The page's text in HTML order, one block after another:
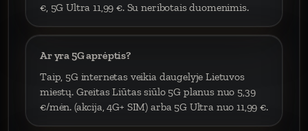
€, 5G Ultra 11,99 €. Su neribotais duomenimis.
Ar yra 5G aprėptis?
Taip, 5G internetas veikia daugelyje Lietuvos
miestų. Greitas Liūtas siūlo 5G planus nuo 5,39
€/mėn. (akcija, 4G+ SIM) arba 5G Ultra nuo 11,99 €.